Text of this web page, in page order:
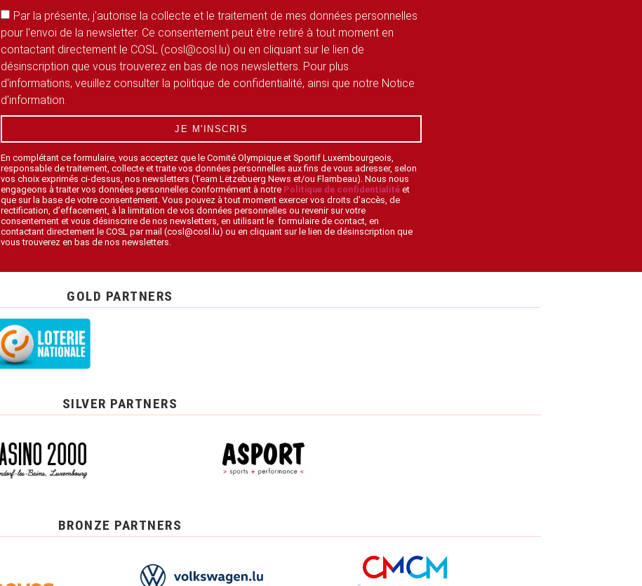
Par la présente, j'autorise la collecte et le traitement de mes données personnelles
pour l'envoi de la newsletter. Ce consentement peut être retiré à tout moment en
contactant directement le COSL (cosl@cosl.lu) ou en cliquant sur le lien de
désinscription que vous trouverez en bas de nos newsletters. Pour plus
d'informations, veuillez consulter la politique de confidentialité, ainsi que notre Notice
d'information.
JE M'INSCRIS
En complétant ce formulaire, vous acceptez que le Comité Olympique et Sportif Luxembourgeois,
responsable de traitement, collecte et traite vos données personnelles aux fins de vous adresser, selon
vos choix exprimés ci-dessus, nos newsletters (Team Lëtzebuerg News et/ou Flambeau). Nous nous
engageons à traiter vos données personnelles conformément à notre Politique de confidentialité et
que sur la base de votre consentement. Vous pouvez à tout moment exercer vos droits d’accès, de
rectification, d’effacement, à la limitation de vos données personnelles ou revenir sur votre
consentement et vous désinscrire de nos newsletters, en utilisant le formulaire de contact, en
contactant directement le COSL par mail (cosl@cosl.lu) ou en cliquant sur le lien de désinscription que
vous trouverez en bas de nos newsletters.
GOLD PARTNERS
SILVER PARTNERS
BRONZE PARTNERS